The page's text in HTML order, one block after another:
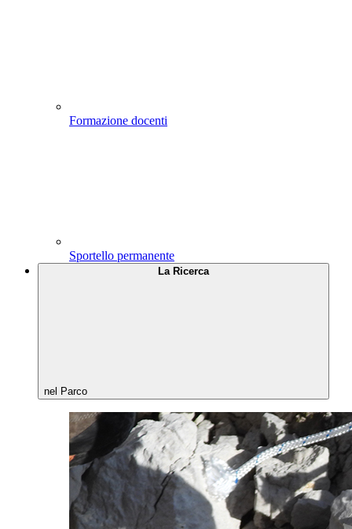
Formazione docenti
Sportello permanente
La Ricerca
nel Parco